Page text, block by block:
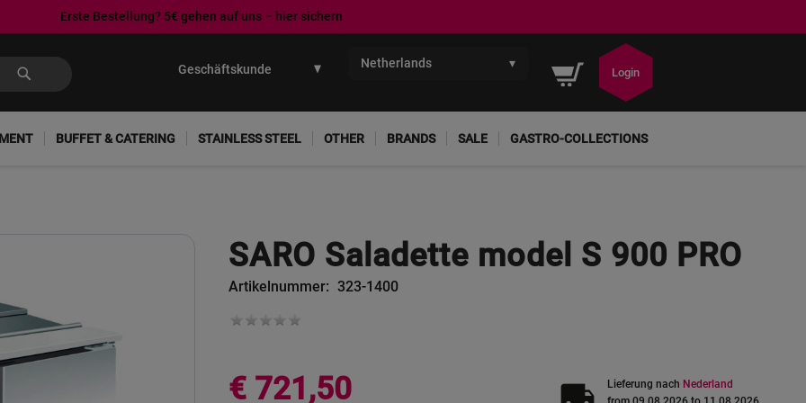
Erste Bestellung? 5€ gehen auf uns – hier sichern
Netherlands ▾ Winkelwagen
Login
BUFFET & CATERING STAINLESS STEEL OTHER BRANDS SALE GASTRO-COLLECTIONS
SARO Saladette model S 900 PRO
Artikelnummer 323-1400
€ 721,50 local_shipping Lieferung nach Nederland